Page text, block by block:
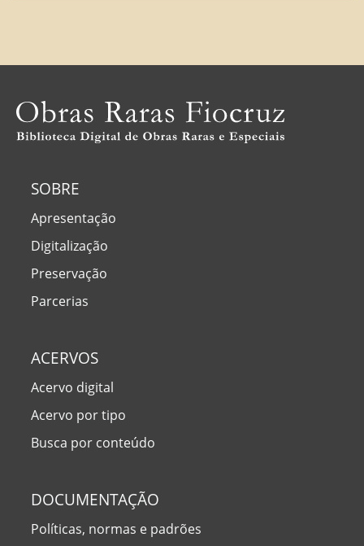
SOBRE
Apresentação
Digitalização
Preservação
Parcerias
ACERVOS
Acervo digital
Acervo por tipo
Busca por conteúdo
DOCUMENTAÇÃO
Políticas, normas e padrões